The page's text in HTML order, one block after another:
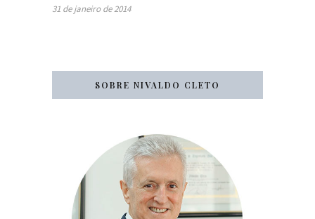
31 de janeiro de 2014
SOBRE NIVALDO CLETO